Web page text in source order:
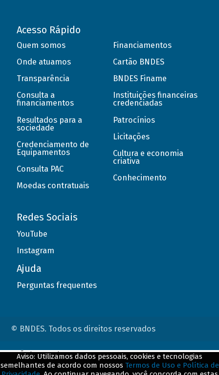
Acesso Rápido
Quem somos
Onde atuamos
Transparência
Consulta a
financiamentos
Resultados para a
sociedade
Credenciamento de
Equipamentos
Consulta PAC
Moedas contratuais
Financiamentos
Cartão BNDES
BNDES Finame
Instituições financeiras
credenciadas
Patrocínios
Licitações
Cultura e economia
criativa
Conhecimento
Redes Sociais
YouTube
Instagram
Ajuda
Perguntas frequentes
© BNDES. Todos os direitos reservados
Aviso: Utilizamos dados pessoais, cookies e tecnologias
semelhantes de acordo com nossos Termos de Uso e Política de
ConteÃºdo complementar
${title}${badge}